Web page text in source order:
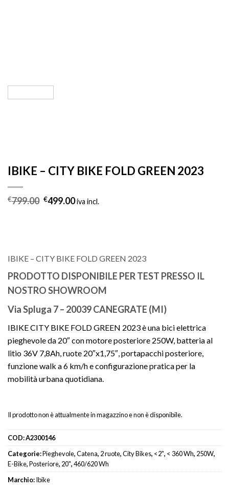
IBIKE – CITY BIKE FOLD GREEN 2023
€799.00 Il
€499.00Iliva incl.
IBIKE – CITY BIKE FOLD GREEN 2023
PRODOTTO DISPONIBILE PER TEST PRESSO IL
NOSTRO SHOWROOM
Via Spluga 7 – 20039 CANEGRATE (MI)
IBIKE CITY BIKE FOLD GREEN 2023 è una bici elettrica
pieghevole da 20″ con motore posteriore 250W, batteria al
litio 36V 7,8Ah, ruote 20″x1,75″, portapacchi posteriore,
funzione walk a 6 km/h e configurazione pratica per la
mobilità urbana quotidiana.
Il prodotto non è attualmente in magazzino e non è disponibile.
COD:A2300146
Categorie:Pieghevole,Catena, 2 ruote,City Bikes, <2", < 360 Wh, 250W,
E-Bike,Posteriore, 20",460/620 Wh
Marchio:Ibike